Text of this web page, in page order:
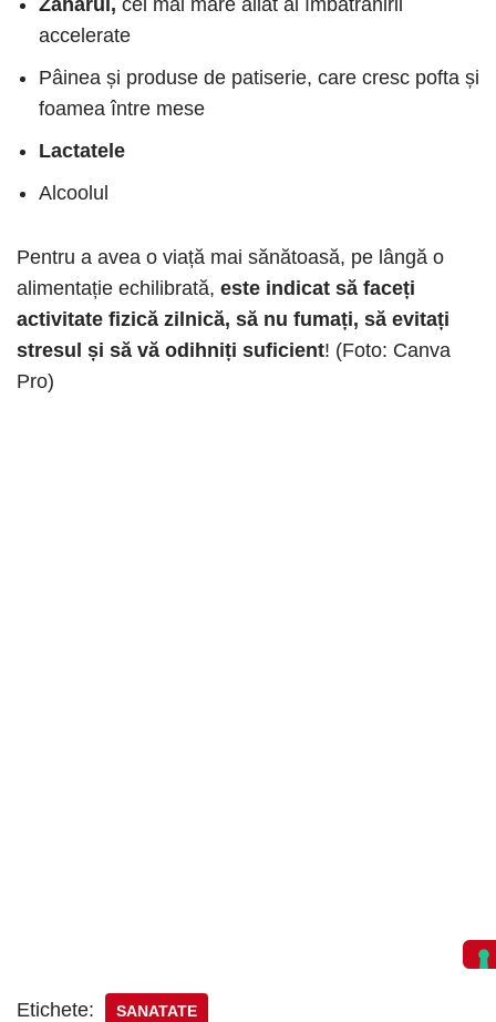
accelerate
Pâinea și produse de patiserie, care cresc pofta și
foamea între mese
Lactatele
Alcoolul
Pentru a avea o viață mai sănătoasă, pe lângă o
alimentație echilibrată, este indicat să faceți
activitate fizică zilnică, să nu fumați, să evitați
stresul și să vă odihniți suficient! (Foto: Canva
Pro)
Etichete: SANATATE